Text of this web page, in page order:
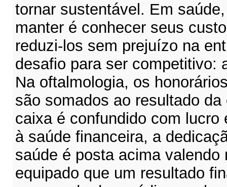
tornar sustentável. Em
manter é conhecer seus
reduzi-los sem prejuízo na
desafio para ser competitivo:
Na oftalmologia, os
são somados ao resultado
caixa é confundido com lucro
à saúde financeira, a
saúde é posta acima valendo
equipado que um resultado